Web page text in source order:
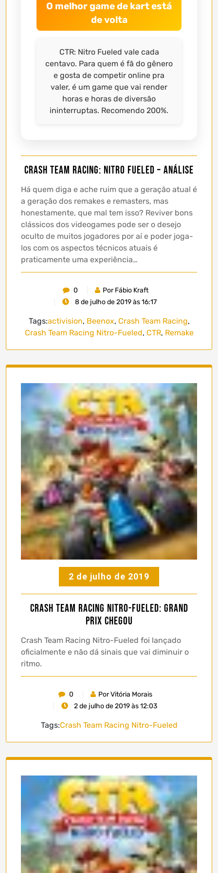
O melhor game de kart está
de volta
CTR: Nitro Fueled vale cada
centavo. Para quem é fã do gênero
e gosta de competir online pra
valer, é um game que vai render
horas e horas de diversão
ininterruptas. Recomendo 200%.
Crash Team Racing: Nitro Fueled – Análise
Há quem diga e ache ruim que a geração atual é
a geração dos remakes e remasters, mas
honestamente, que mal tem isso? Reviver bons
clássicos dos videogames pode ser o desejo
oculto de muitos jogadores por aí e poder joga-
los com os aspectos técnicos atuais é
praticamente uma experiência…
0
Por Fábio Kraft
8 de julho de 2019 às 16:17
Tags:activision, Beenox, Crash Team Racing,
Crash Team Racing Nitro-Fueled, CTR, Remake
2 de julho de 2019
Crash Team Racing Nitro-Fueled: Grand
Prix chegou
Crash Team Racing Nitro-Fueled foi lançado
oficialmente e não dá sinais que vai diminuir o
ritmo.
0
Por Vitória Morais
2 de julho de 2019 às 12:03
Tags:Crash Team Racing Nitro-Fueled